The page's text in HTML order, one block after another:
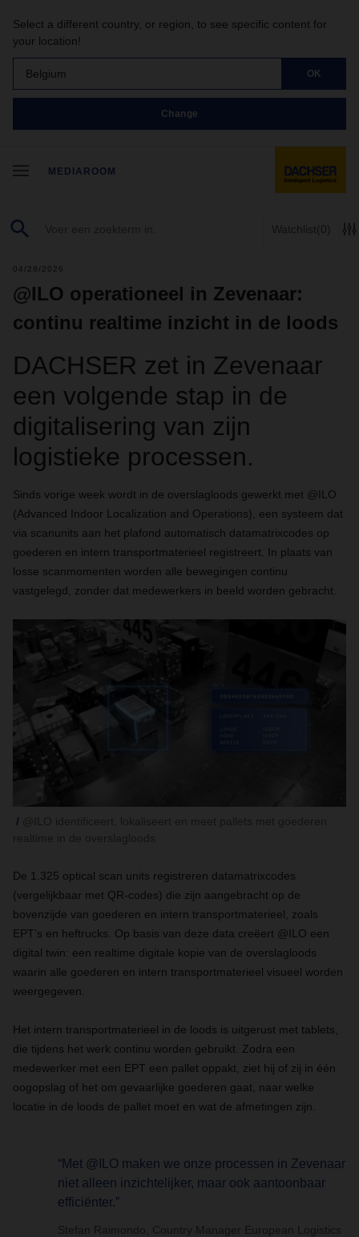
Select a different country, or region, to see specific content for
your location!
Belgium OK
Change
MEDIAROOM
Watchlist(0)
04/28/2026
@ILO operationeel in Zevenaar:
continu realtime inzicht in de loods
DACHSER zet in Zevenaar
een volgende stap in de
digitalisering van zijn
logistieke processen.
Sinds vorige week wordt in de overslagloods gewerkt met @ILO
(Advanced Indoor Localization and Operations), een systeem dat
via scanunits aan het plafond automatisch datamatrixcodes op
goederen en intern transportmaterieel registreert. In plaats van
losse scanmomenten worden alle bewegingen continu
vastgelegd, zonder dat medewerkers in beeld worden gebracht.
De 1.325 optical scan units registreren datamatrixcodes
(vergelijkbaar met QR-codes) die zijn aangebracht op de
bovenzijde van goederen en intern transportmaterieel, zoals
EPT’s en heftrucks. Op basis van deze data creëert @ILO een
digital twin: een realtime digitale kopie van de overslagloods
waarin alle goederen en intern transportmaterieel visueel worden
weergegeven.
Het intern transportmaterieel in de loods is uitgerust met tablets,
die tijdens het werk continu worden gebruikt. Zodra een
medewerker met een EPT een pallet oppakt, ziet hij of zij in één
oogopslag of het om gevaarlijke goederen gaat, naar welke
locatie in de loods de pallet moet en wat de afmetingen zijn.
“Met @ILO maken we onze processen in Zevenaar
niet alleen inzichtelijker, maar ook aantoonbaar
efficiënter.”
Stefan Raimondo, Country Manager European Logistics